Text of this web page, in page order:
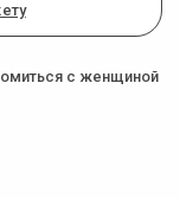
с женщиной